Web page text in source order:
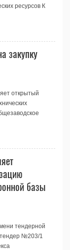
ресурсов К
закупку
открытый
базы
тендерной
№203/1